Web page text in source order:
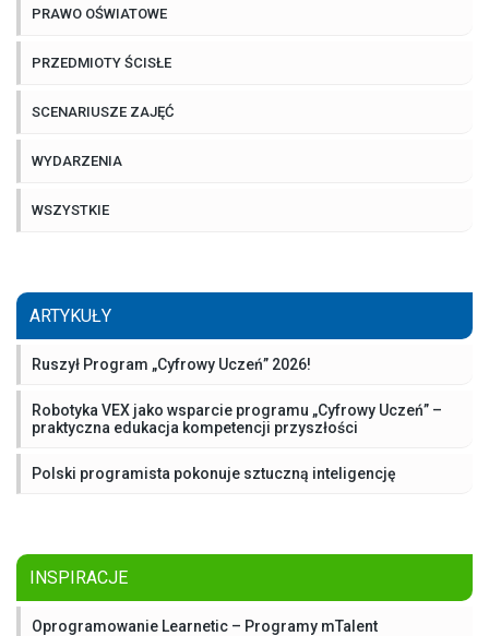
PRAWO OŚWIATOWE
PRZEDMIOTY ŚCISŁE
SCENARIUSZE ZAJĘĆ
WYDARZENIA
WSZYSTKIE
ARTYKUŁY
Ruszył Program „Cyfrowy Uczeń” 2026!
Robotyka VEX jako wsparcie programu „Cyfrowy Uczeń” –
praktyczna edukacja kompetencji przyszłości
Polski programista pokonuje sztuczną inteligencję
INSPIRACJE
Oprogramowanie Learnetic – Programy mTalent